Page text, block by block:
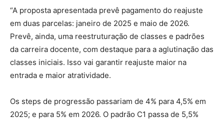
“A proposta apresentada prevê pagamento do reajuste
em duas parcelas: janeiro de 2025 e maio de 2026.
Prevê, ainda, uma reestruturação de classes e padrões
da carreira docente, com destaque para a aglutinação das
classes iniciais. Isso vai garantir reajuste maior na
entrada e maior atratividade.
Os steps de progressão passariam de 4% para 4,5% em
2025; e para 5% em 2026. O padrão C1 passa de 5,5%